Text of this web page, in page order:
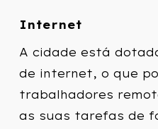
Internet
A cidade está
de internet, o que
trabalhadores
as suas tarefas de